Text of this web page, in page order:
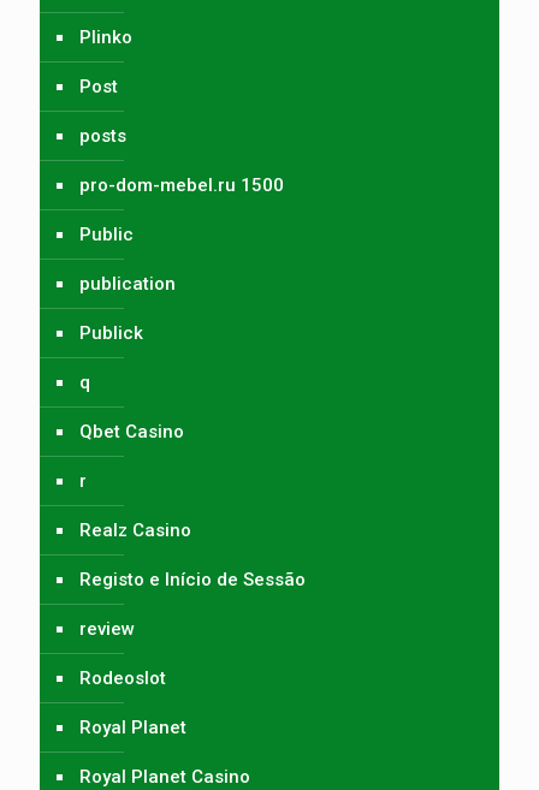
Plinko
Post
posts
pro-dom-mebel.ru 1500
Public
publication
Publick
q
Qbet Casino
r
Realz Casino
Registo e Início de Sessão
review
Rodeoslot
Royal Planet
Royal Planet Casino